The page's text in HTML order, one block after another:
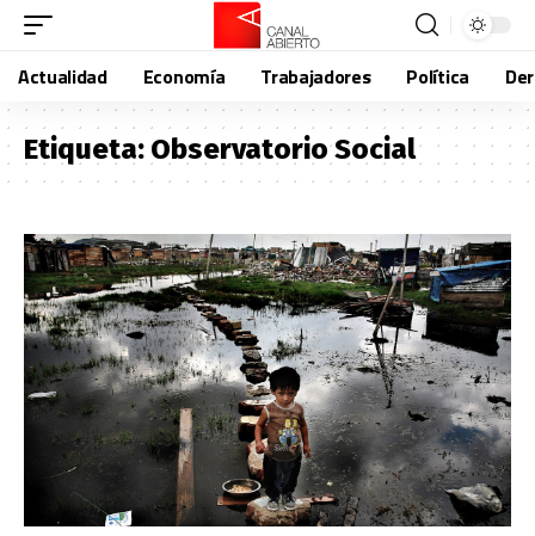
Actualidad Economía Trabajadores Política
Etiqueta:Observatorio Social